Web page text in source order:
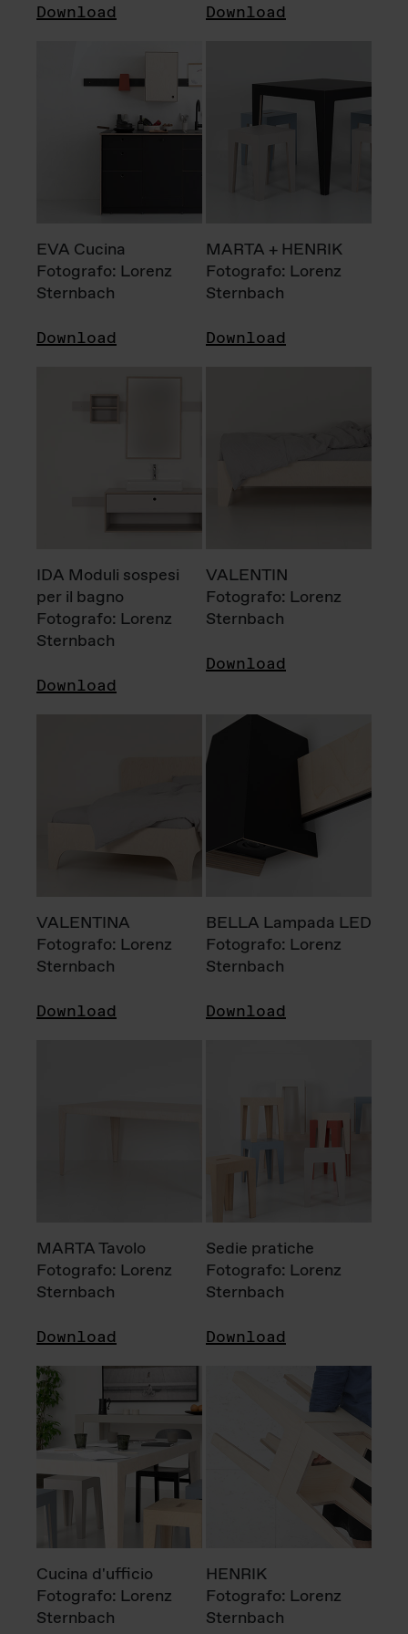
Download Download
EVA Cucina
Fotografo: Lorenz
Sternbach
Download
MARTA + HENRIK
Fotografo: Lorenz
Sternbach
Download
IDA Moduli sospesi
per il bagno
Fotografo: Lorenz
Sternbach
Download
VALENTIN
Fotografo: Lorenz
Sternbach
Download
VALENTINA
Fotografo: Lorenz
Sternbach
Download
BELLA Lampada LED
Fotografo: Lorenz
Sternbach
Download
MARTA Tavolo
Fotografo: Lorenz
Sternbach
Download
Sedie pratiche
Fotografo: Lorenz
Sternbach
Download
Cucina d'ufficio
Fotografo: Lorenz
Sternbach
HENRIK
Fotografo: Lorenz
Sternbach